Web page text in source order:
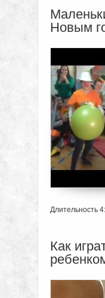
Новым
Длительность
Как